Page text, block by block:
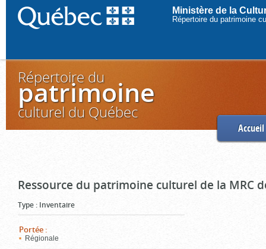
Ministère de la
Répertoire du patrimoine
Répertoire du
patrimoine
culturel du Québec
Accueil
Ressource du patrimoine culturel de la MRC
Type : Inventaire
Portée :
Régionale